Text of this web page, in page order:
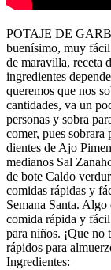
POTAJE DE
buenísimo, muy fácil
de maravilla, receta
ingredientes
queremos que nos
cantidades, va un
personas y sobra
comer, pues
dientes de Ajo
medianos Sal
de bote Caldo
comidas rápidas y
Semana Santa.
comida rápida y
para niños. ¡Que no
rápidos para
Ingredientes: